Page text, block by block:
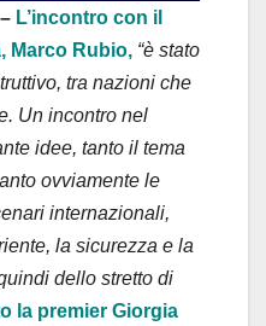
a L’incontro con il
Marco Rubio, “è stato
tra nazioni che
Un incontro nel
idee, tanto il tema
ovviamente le
internazionali,
la sicurezza e la
dello stretto di
la premier Giorgia